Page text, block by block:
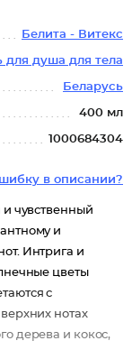
Белита - Витекс
для душа для тела
Беларусь
400 мл
1000684304
в описании?
чувственный
и
Интрига и
цветы
с
нотах
дерева и кокос,